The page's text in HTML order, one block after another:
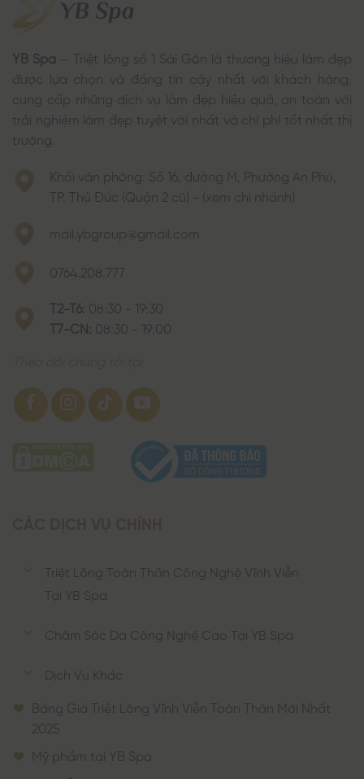
YB Spa – Triệt lông số 1 Sài Gòn là thương hiệu làm đẹp
được lựa chọn và đáng tin cậy nhất với khách hàng,
cung cấp những dịch vụ làm đẹp hiệu quả, an toàn với
trải nghiệm làm đẹp tuyệt vời nhất và chi phí tốt nhất thị
trường.
Khối văn phòng: Số 16, đường M, Phường An Phú,
TP. Thủ Đức (Quận 2 cũ) - (xem chi nhánh)
mail.ybgroup@gmail.com
0764.208.777
T2-T6: 08:30 - 19:30
T7-CN: 08:30 - 19:00
Triệt Lông Toàn Thân Công Nghệ Vĩnh Viễn
Tại YB Spa
Chăm Sóc Da Công Nghệ Cao Tại YB Spa
Dịch Vụ Khác
Bảng Giá Triệt Lông Vĩnh Viễn Toàn Thân Mới Nhất
2025
Mỹ phẩm tại YB Spa